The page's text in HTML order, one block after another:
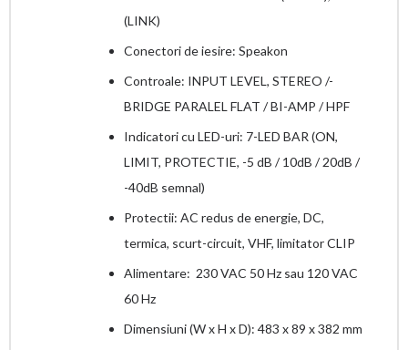
(LINK)
Conectori de iesire: Speakon
Controale: INPUT LEVEL, STEREO /-
BRIDGE PARALEL FLAT / BI-AMP / HPF
Indicatori cu LED-uri: 7-LED BAR (ON,
LIMIT, PROTECTIE, -5 dB / 10dB / 20dB /
-40dB semnal)
Protectii: AC redus de energie, DC,
termica, scurt-circuit, VHF, limitator CLIP
Alimentare: 230 VAC 50 Hz sau 120 VAC
60 Hz
Dimensiuni (W x H x D): 483 x 89 x 382 mm